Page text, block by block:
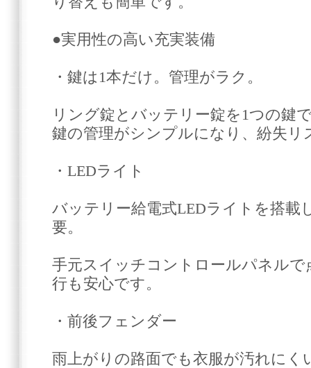
●実用性の高い充実装備
・鍵は1本だけ。管理がラク。
リング錠とバッテリー錠を1つの鍵
鍵の管理がシンプルになり、紛失リ
・LEDライト
バッテリー給電式LEDライトを搭載
要。
手元スイッチコントロールパネルで
行も安心です。
・前後フェンダー
雨上がりの路面でも衣服が汚れにく